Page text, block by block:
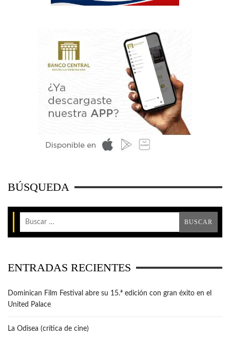
BÚSQUEDA
ENTRADAS RECIENTES
Dominican Film Festival abre su 15.ª edición con gran éxito en el
United Palace
La Odisea (crítica de cine)